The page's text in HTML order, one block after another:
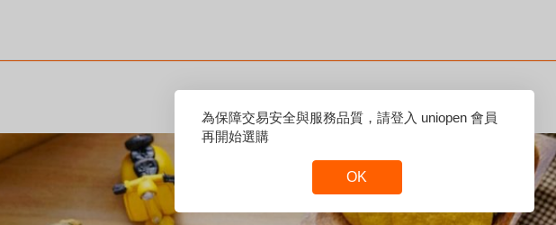
Reset
Focus
為保障交易安全與服務品質，請登入 uniopen 會員
再開始選購
OK